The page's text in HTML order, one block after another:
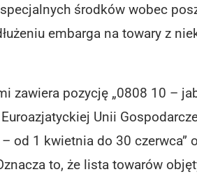
środków wobec
embarga na towary z
zawiera pozycję „0808 10 –
Unii
od 1 kwietnia do 30 czerwca”
to, że lista towarów